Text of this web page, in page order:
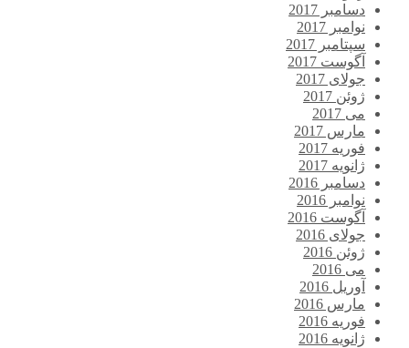
دسامبر 2017
نوامبر 2017
سپتامبر 2017
آگوست 2017
جولای 2017
ژوئن 2017
می 2017
مارس 2017
فوریه 2017
ژانویه 2017
دسامبر 2016
نوامبر 2016
آگوست 2016
جولای 2016
ژوئن 2016
می 2016
آوریل 2016
مارس 2016
فوریه 2016
ژانویه 2016